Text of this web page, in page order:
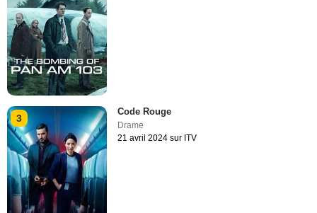
3
Code Rouge
Drame
21 avril 2024 sur ITV